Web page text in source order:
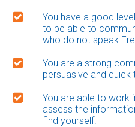
You have a good
to be able to
who do not speak
You are a strong
persuasive and quick
You are able to work
assess the
find yourself.